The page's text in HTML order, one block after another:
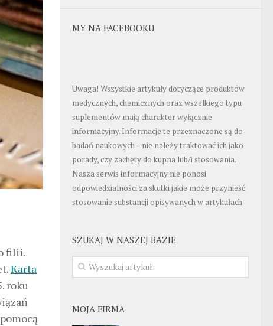
filii.
Karta
roku
MY NA FACEBOOKU
Uwaga! Wszystkie artykuły dotyczące produktów
medycznych, chemicznych oraz wszelkiego typu
suplementów mają charakter wyłącznie
informacyjny. Informacje te przeznaczone są do
badań naukowych – nie należy traktować ich jako
porady, czy zachęty do kupna lub/i stosowania.
Nasza serwis informacyjny nie ponosi
odpowiedzialności za skutki jakie może przynieść
stosowanie substancji opisywanych w artykułach
SZUKAJ W NASZEJ BAZIE
MOJA FIRMA